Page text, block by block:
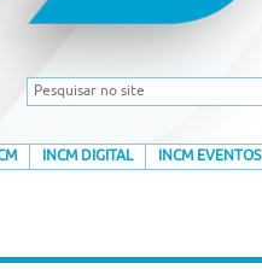
INCM DIGITAL INCM EVENTOS